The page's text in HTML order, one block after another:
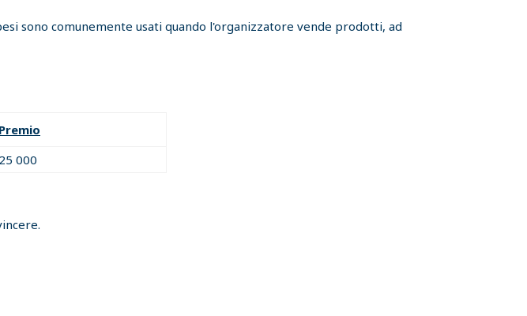
sono comunemente usati quando l'organizzatore vende prodotti, ad
Premio
25 000